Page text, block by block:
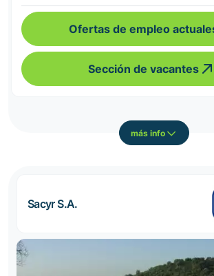
Ofertas de empleo
Sección de vacantes
más info
Sacyr S.A.